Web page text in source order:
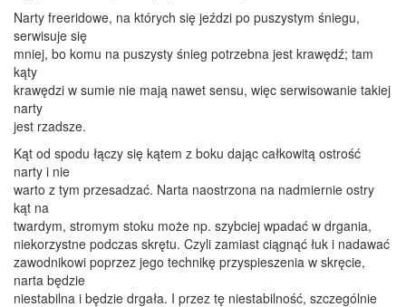
Narty freeridowe, na których się jeździ po puszystym śniegu,
serwisuje się
mniej, bo komu na puszysty śnieg potrzebna jest krawędź; tam
kąty
krawędzi w sumie nie mają nawet sensu, więc serwisowanie takiej
narty
jest rzadsze.
Kąt od spodu łączy się kątem z boku dając całkowitą ostrość
narty i nie
warto z tym przesadzać. Narta naostrzona na nadmiernie ostry
kąt na
twardym, stromym stoku może np. szybciej wpadać w drgania,
niekorzystne podczas skrętu. Czyli zamiast ciągnąć łuk i nadawać
zawodnikowi poprzez jego technikę przyspieszenia w skręcie,
narta będzie
niestabilna i będzie drgała. I przez tę niestabilność, szczególnie